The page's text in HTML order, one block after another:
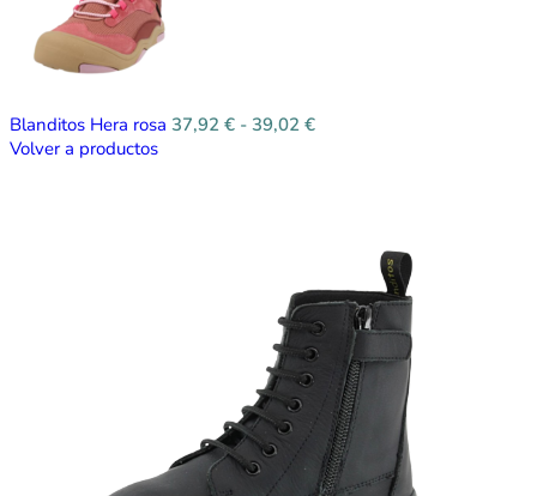
Blanditos Hera rosa 37,92 € - 39,02 €
Volver a productos